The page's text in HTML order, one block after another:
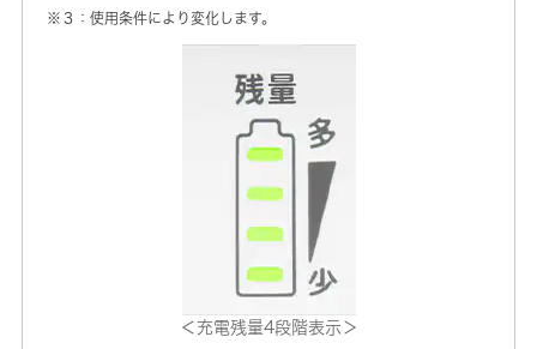
※３：使用条件により変化します。
＜充電残量4段階表示＞